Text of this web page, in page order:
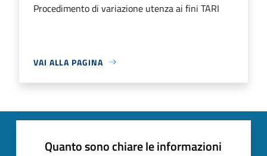
Procedimento di variazione utenza ai fini TARI
VAI ALLA PAGINA
Quanto sono chiare le informazioni